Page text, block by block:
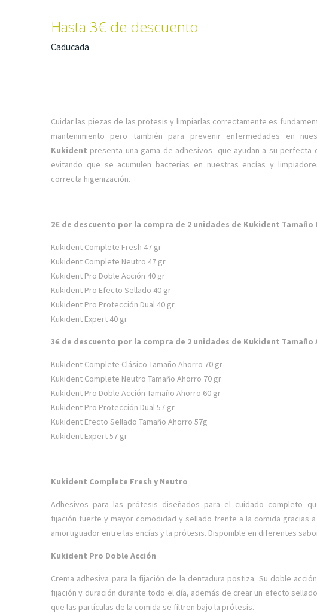
Hasta 3€ de descuento
Caducada
Cuidar las piezas de las protesis y limpiarlas correctamente es
mantenimiento pero también para prevenir enfermedades en
Kukident presenta una gama de adhesivos que ayudan a su perfecta
evitando que se acumulen bacterias en nuestras encías y
correcta higenización.
2€ de descuento por la compra de 2 unidades de Kukident Tamaño
Kukident Complete Fresh 47 gr
Kukident Complete Neutro 47 gr
Kukident Pro Doble Acción 40 gr
Kukident Pro Efecto Sellado 40 gr
Kukident Pro Protección Dual 40 gr
Kukident Expert 40 gr
3€ de descuento por la compra de 2 unidades de Kukident Tamaño
Kukident Complete Clásico Tamaño Ahorro 70 gr
Kukident Complete Neutro Tamaño Ahorro 70 gr
Kukident Pro Doble Acción Tamaño Ahorro 60 gr
Kukident Pro Protección Dual 57 gr
Kukident Efecto Sellado Tamaño Ahorro 57g
Kukident Expert 57 gr
Kukident Complete Fresh y Neutro
Adhesivos para las prótesis diseñados para el cuidado completo
fijación fuerte y mayor comodidad y sellado frente a la comida gracias
amortiguador entre las encías y la prótesis. Disponible en diferentes
Kukident Pro Doble Acción
Crema adhesiva para la fijación de la dentadura postiza. Su doble
fijación y duración durante todo el día, además de crear un efecto
que las partículas de la comida se filtren bajo la prótesis.